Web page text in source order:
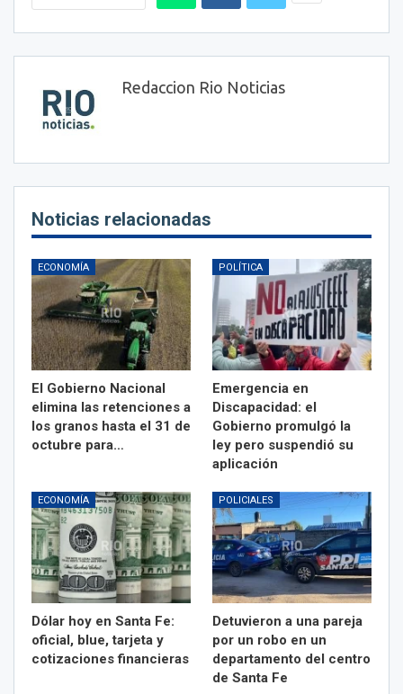
Redaccion Rio Noticias
Noticias relacionadas
ECONOMÍA
El Gobierno Nacional
elimina las retenciones a
los granos hasta el 31 de
octubre para…
POLÍTICA
Emergencia en
Discapacidad: el
Gobierno promulgó la
ley pero suspendió su
aplicación
ECONOMÍA
Dólar hoy en Santa Fe:
oficial, blue, tarjeta y
cotizaciones financieras
POLICIALES
Detuvieron a una pareja
por un robo en un
departamento del centro
de Santa Fe